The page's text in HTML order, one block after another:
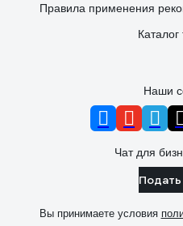
Правила применения
Каталог
Наши
Чат для
Подать
Вы принимаете условия